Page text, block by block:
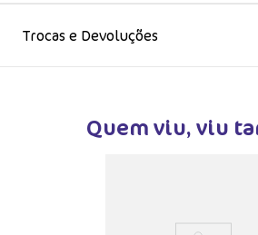
Trocas e Devoluções
Quem viu, viu